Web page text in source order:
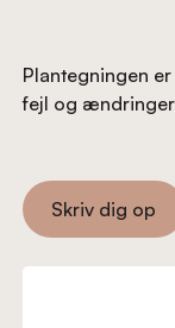
Plantegningen
fejl og ændringer
Skriv
Skriv dig op